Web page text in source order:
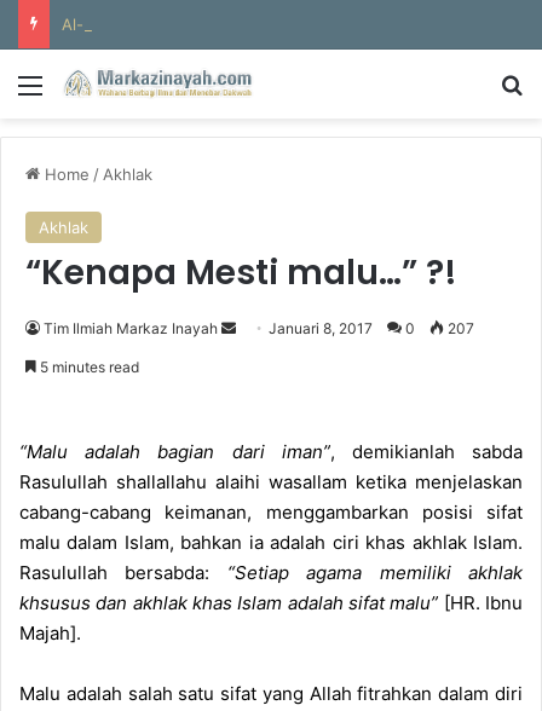
Al-Hajun
Menu
Home / Akhlak
Akhlak
“Kenapa Mesti malu…” ?!
Tim Ilmiah Markaz Inayah
a
n
Januari 8, 2017 0 207
5 minutes read
“Malu adalah bagian dari iman”, demikianlah sabda
Rasulullah shallallahu alaihi wasallam ketika menjelaskan
cabang-cabang keimanan, menggambarkan posisi sifat
malu dalam Islam, bahkan ia adalah ciri khas akhlak Islam.
Rasulullah bersabda: “Setiap agama memiliki akhlak
khsusus dan akhlak khas Islam adalah sifat malu” [HR. Ibnu
Majah].
Malu adalah salah satu sifat yang Allah fitrahkan dalam diri